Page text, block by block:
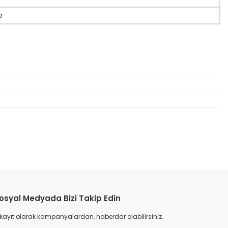
Medyada Bizi Takip Edin
olarak kampanyalardan, haberdar olabilirsiniz.